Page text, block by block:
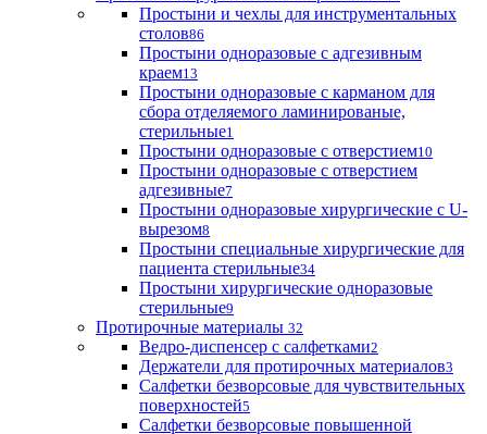
Простыни и чехлы для инструментальных
столов86
Простыни одноразовые с адгезивным
краем13
Простыни одноразовые с карманом для
сбора отделяемого ламинированые,
стерильные1
Простыни одноразовые с отверстием10
Простыни одноразовые с отверстием
адгезивные7
Простыни одноразовые хирургические с U-
вырезом8
Простыни специальные хирургические для
пациента стерильные34
Простыни хирургические одноразовые
стерильные9
Протирочные материалы 32
Ведро-диспенсер с салфетками2
Держатели для протирочных материалов3
Салфетки безворсовые для чувствительных
поверхностей5
Салфетки безворсовые повышенной